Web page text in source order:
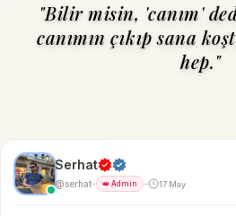
"Bilir misin, 'canım'
canımın çıkıp sana
hep."
Serhat
@serhat• 👑 Admin • 17 May